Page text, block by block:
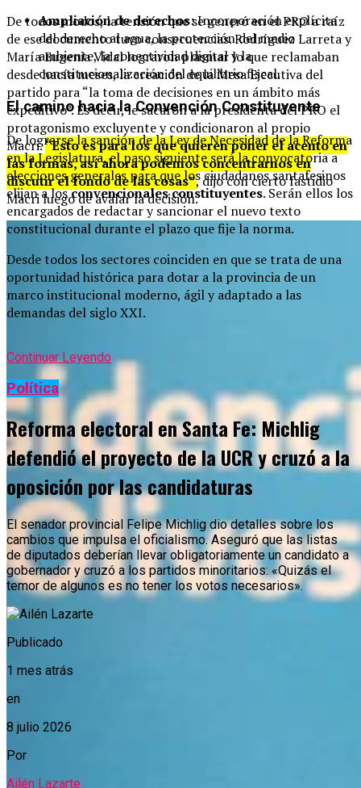
De todos modos, la tensión que se generó en el PRO a raíz
de ese documento tuvo consecuencias. Rodríguez Larreta y
María Eugenia Vidal lograron plasmar lo que reclamaban
desde hacía meses, la creación de la Mesa Ejecutiva del
partido para “la toma de decisiones en un ámbito más
expeditivo”. Es decir, le sacaron a la presidenta del PRO el
protagonismo excluyente y condicionaron al propio
Macri.“Esto es para los que quieren poner el acento en
las formas, así ahora podemos concentrarnos en
discutir el fondo de las cosas”, dijo con cierto fastidio
Macri luego de avalar la decisión.
Ampliación de derechos:Incorporación explícita
del derecho al agua, la protección del medio
ambiente, la conectividad digital y la
constitucionalización del equilibrio fiscal.
El camino hacia la Convención Constituyente
De lograrse la sanción de la Ley de Necesidad de la Reforma
en la Legislatura, el paso siguiente será la convocatoria a
elecciones generales para que los ciudadanos santafesinos
elijan a losconvencionales constituyentes. Serán ellos los
encargados de redactar y sancionar el nuevo texto
constitucional durante el plazo que fije la norma.
Desde todos los sectores coinciden en que se trata de una
oportunidad histórica para dotar a la provincia de un
marco institucional moderno, ágil y adaptado a las
demandas del siglo XXI.
Continuar Leyendo
Política
Reforma electoral en Santa Fe: Michlig
defendió el proyecto de la UCR y cruzó a la
oposición por las candidaturas
El senador provincial Felipe Michlig dio detalles sobre los
cambios que impulsa el oficialismo. Aseguró que las listas
de diputados deberían llevar obligatoriamente un candidato a
gobernador y cruzó a los partidos minoritarios: «Quizás el
temor de algunos es no tener los votos necesarios».
Publicado
1 mes atrás
en
8 julio 2026
Por
Ailén Lazarte